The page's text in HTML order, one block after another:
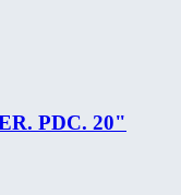
PDC. 20"